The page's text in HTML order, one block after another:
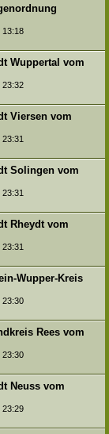
13:18
Wuppertal vom
23:32
Viersen vom
Solingen vom
Rheydt vom
Wupper-Kreis
23:30
Rees vom
23:30
Neuss vom
23:29